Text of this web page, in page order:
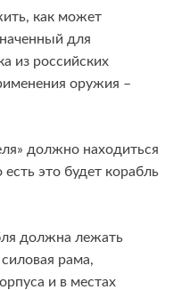
как может
для
из российских
оружия –
должно находиться
это будет корабль
должна лежать
рама,
и в местах